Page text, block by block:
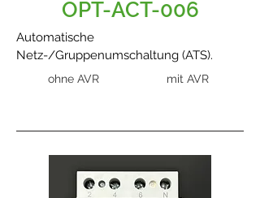
OPT-ACT-006
Automatische
Netz-/Gruppenumschaltung (ATS).
ohne AVR mit AVR